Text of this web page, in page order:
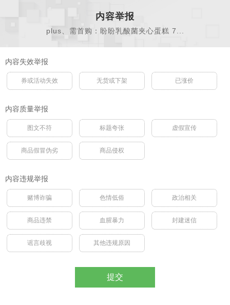
内容举报
plus、需首购：盼盼乳酸菌夹心蛋糕 7...
内容失效举报
券或活动失效 无货或下架 已涨价
内容质量举报
图文不符 标题夸张 虚假宣传
商品假冒伪劣 商品侵权
内容违规举报
赌博诈骗 色情低俗 政治相关
商品违禁 血腥暴力 封建迷信
谣言歧视 其他违规原因
提交